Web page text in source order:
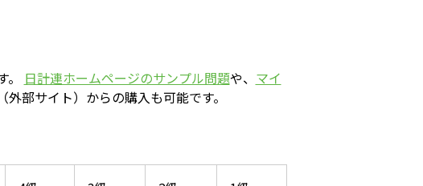
日計連ホームページのサンプル問題や、 マイ
（外部サイト）からの購入も可能です。